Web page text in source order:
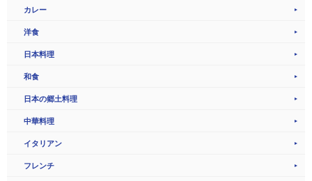
カレー
洋食
日本料理
和食
日本の郷土料理
中華料理
イタリアン
フレンチ